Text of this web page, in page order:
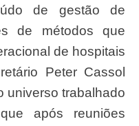
de métodos que
de hospitais
Peter Cassol
universo trabalhado
após reuniões